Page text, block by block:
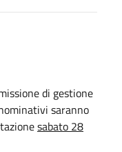
di gestione
saranno
sabato 28